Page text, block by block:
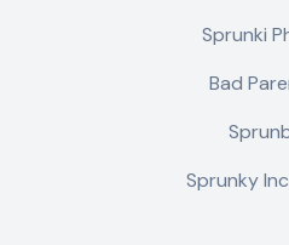
Sprunki
Bad
Sprunky